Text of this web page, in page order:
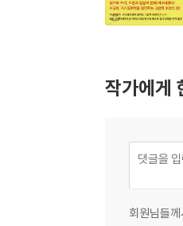
작가에게
회원님들